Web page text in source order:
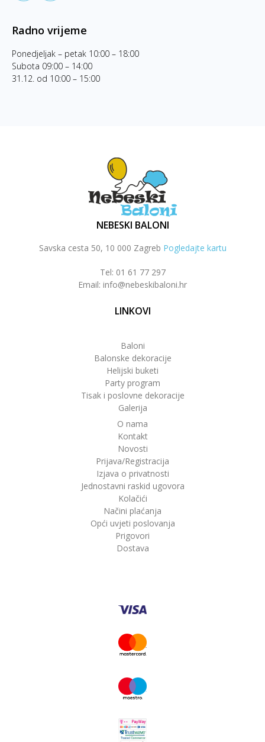
Radno vrijeme
Ponedjeljak – petak 10:00 – 18:00
Subota 09:00 – 14:00
31.12. od 10:00 – 15:00
NEBESKI BALONI
Savska cesta 50, 10 000 Zagreb Pogledajte kartu
Tel: 01 61 77 297
Email: info@nebeskibaloni.hr
LINKOVI
Baloni
Balonske dekoracije
Helijski buketi
Party program
Tisak i poslovne dekoracije
Galerija
O nama
Kontakt
Novosti
Prijava/Registracija
Izjava o privatnosti
Jednostavni raskid ugovora
Kolačići
Načini plaćanja
Opći uvjeti poslovanja
Prigovori
Dostava